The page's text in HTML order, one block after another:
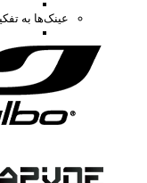
عینک‌ها به